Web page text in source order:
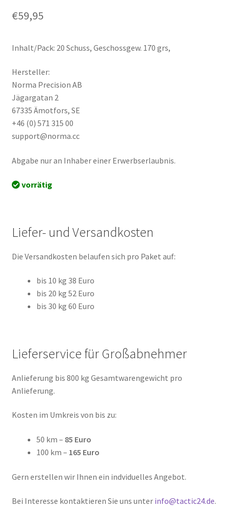
€59,95
Inhalt/Pack: 20 Schuss, Geschossgew. 170 grs,
Hersteller:
Norma Precision AB
Jägargatan 2
67335 Ämotfors, SE
+46 (0) 571 315 00
support@norma.cc
Abgabe nur an Inhaber einer Erwerbserlaubnis.
vorrätig
Liefer- und Versandkosten
Die Versandkosten belaufen sich pro Paket auf:
bis 10 kg 38 Euro
bis 20 kg 52 Euro
bis 30 kg 60 Euro
Lieferservice für Großabnehmer
Anlieferung bis 800 kg Gesamtwarengewicht pro
Anlieferung.
Kosten im Umkreis von bis zu:
50 km – 85 Euro
100 km – 165 Euro
Gern erstellen wir Ihnen ein indviduelles Angebot.
Bei Interesse kontaktieren Sie uns unter info@tactic24.de.